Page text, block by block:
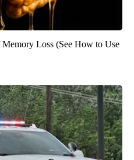
Loss (See How to Use